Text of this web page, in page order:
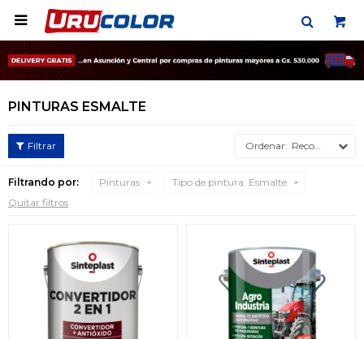

PINTURAS ESMALTE
Recomendados
Filtrando por: Pinturas Tipo de pintura: Esmalte
Quitar filtros